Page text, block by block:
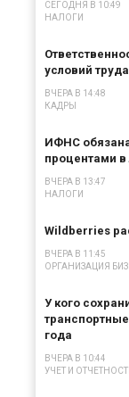
СЕГОДНЯ В 10:49
НАЛОГИ
условий
ВЧЕРА В 14:48
КАДРЫ
ИФНС обязана
процентами
ВЧЕРА В 13:47
НАЛОГИ
Wildberries
ВЧЕРА В 11:45
ОРГАНИЗАЦИЯ
У кого
года
ВЧЕРА В 10:44
УЧЕТ И